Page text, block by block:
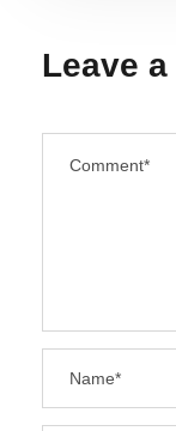
Leave